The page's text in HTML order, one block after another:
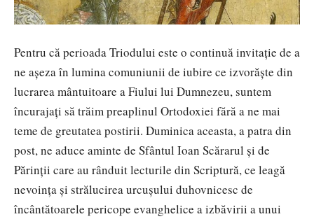
Pentru că perioada Triodului este o continuă invitație de a
ne așeza în lumina comuniunii de iubire ce izvorăște din
lucrarea mântuitoare a Fiului lui Dumnezeu, suntem
încurajați să trăim preaplinul Ortodoxiei fără a ne mai
teme de greutatea postirii. Duminica aceasta, a patra din
post, ne aduce aminte de Sfântul Ioan Scărarul și de
Părinții care au rânduit lecturile din Scriptură, ce leagă
nevoința și strălucirea urcușului duhovnicesc de
încântătoarele pericope evanghelice a izbăvirii a unui